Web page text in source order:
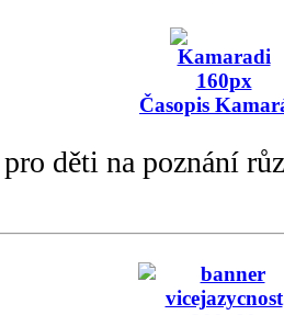
Časopis
pro děti na poznání